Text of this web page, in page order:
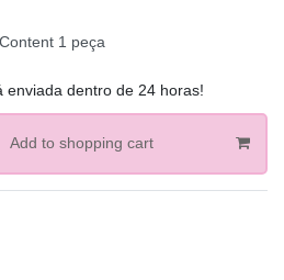
1 peça
enviada dentro de 24 horas!
Add to shopping cart